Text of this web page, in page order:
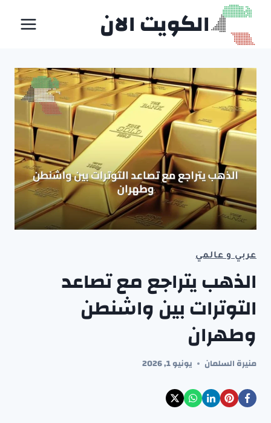
التجاوز
المحتوى
الكويت الان
عربي و عالمي
الذهب يتراجع مع تصاعد
التوترات بين واشنطن
وطهران
منيرة السلمان يونيو 1, 2026